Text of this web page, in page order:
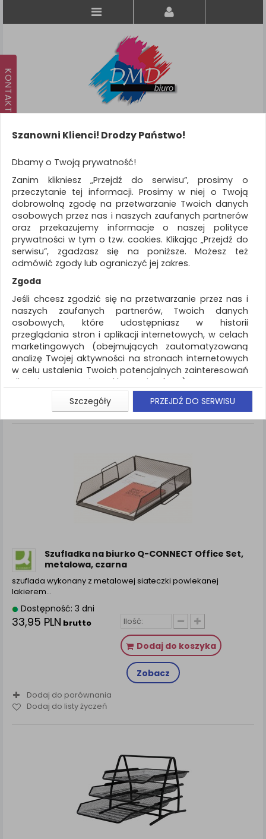
KATEGORIE
WSZYSTKIE KATEGORIE
FILTRY
Więcej
REKLAMA
AKTUALNOŚCI
Drobne akcesoria biurowe Szufladka metal
ZNALEZIONYCH PRODUKTÓW: 5 Porównaj (0 )
Sortuj po Standardowe
Siatka Lista
Szufladka na biurko Q-CONNECT Office Set,
metalowa, czarna
szuflada wykonany z metalowej siateczki powlekanej
lakierem…
Dostępność: 3 dni
33,95 PLN brutto
Dodaj do koszyka
Zobacz
Dodaj do porównania
Dodaj do listy życzeń
Szanowni Klienci! Drodzy Państwo!
Dbamy o Twoją prywatność!
Zanim klikniesz „Przejdź do serwisu”, prosimy o
przeczytanie tej informacji. Prosimy w niej o Twoją
dobrowolną zgodę na przetwarzanie Twoich danych
osobowych przez nas i naszych zaufanych partnerów
oraz przekazujemy informacje o naszej polityce
prywatności w tym o tzw. cookies. Klikając „Przejdź do
serwisu”, zgadzasz się na poniższe. Możesz też
odmówić zgody lub ograniczyć jej zakres.
Zgoda
Jeśli chcesz zgodzić się na przetwarzanie przez nas i
naszych zaufanych partnerów, Twoich danych
osobowych, które udostępniasz w historii
przeglądania stron i aplikacji internetowych, w celach
marketingowych (obejmujących zautomatyzowaną
analizę Twojej aktywności na stronach internetowych
w celu ustalenia Twoich potencjalnych zainteresowań
dla dostosowania reklamy i oferty), w tym na
umieszczanie tzw. cookies na Twoich urządzeniach i
ich odczytywanie, kliknij przycisk „Przejdź do serwisu”.
Jeśli nie chcesz wyrazić zgody lub ograniczyć jej
znajdziesz także na podstronie z naszą polityką
prywatności obowiązującą od 25 maja 2018.
W przypadku użytkowników zalogowanych, aby
umożliwić prawidłową realizację Umowy z Państwem i
związane z tym prawidłowe działanie naszej strony
www, a w szczególności np. wysłanie potwierdzenia
Państwu prawidłowych informacji o promocjach czy
cenach indywidualnych, ważna jest Państwa
wcześniejsza zgoda której udzieliliście podczas
zakładania konta.
dowolnym momencie wycofać.
Klauzula Informacyjna (rozwiń)
Lista Zaufanych Partnerów (rozwiń)
Szczegóły PRZEJDŹ DO SERWISU